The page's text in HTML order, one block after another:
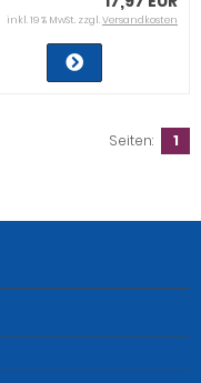
inkl. 19 % MwSt. zzgl.Versandkosten
Seiten: 1